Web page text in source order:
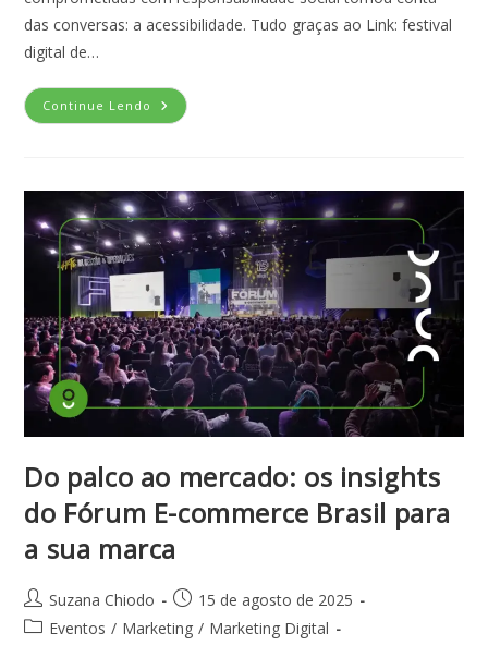
das conversas: a acessibilidade. Tudo graças ao Link: festival
digital de…
Continue Lendo
Do palco ao mercado: os insights
do Fórum E-commerce Brasil para
a sua marca
Suzana Chiodo
15 de agosto de 2025
Eventos / Marketing / Marketing Digital